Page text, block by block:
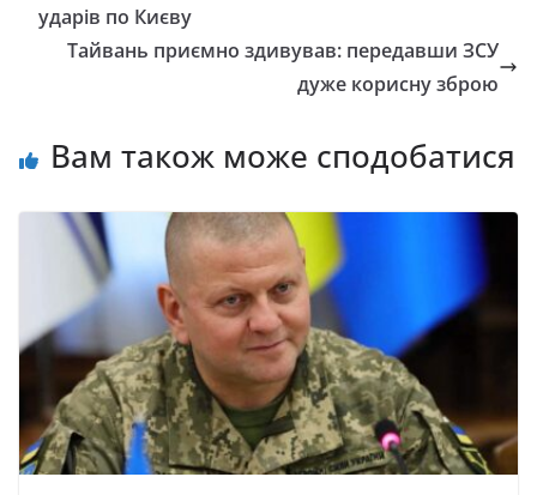
ударів по Києву
Тайвань приємно здивував: передавши ЗСУ
дуже корисну зброю
Вам також може сподобатися